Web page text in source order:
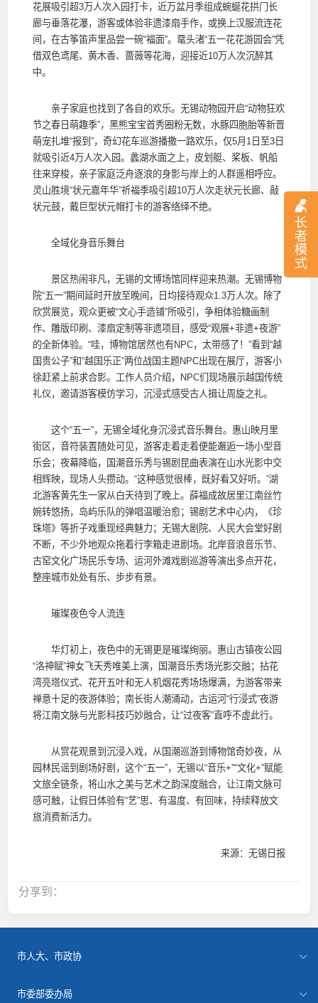
长
者
模
式
花展吸引超3万人次入园打卡，近万盆月季组成蜿蜒花拱门长
廊与垂落花瀑，游客或体验非遗漆扇手作，或换上汉服流连花
间，在古筝笛声里品尝一碗“福面”。鼋头渚“五一花花游园会”凭
借双色鸢尾、黄木香、蔷薇等花海，迎接近10万人次沉醉其
中。
亲子家庭也找到了各自的欢乐。无锡动物园开启“动物狂欢
节之春日萌趣季”，黑熊宝宝首秀圈粉无数，水豚四胞胎等新晋
萌宠扎堆“报到”，奇幻花车巡游播撒一路欢乐，仅5月1日至3日
就吸引近4万人次入园。蠡湖水面之上，皮划艇、桨板、帆船
往来穿梭，亲子家庭泛舟逐浪的身影与岸上的人群遥相呼应。
灵山胜境“状元嘉年华”祈福季吸引超10万人次走状元长廊、敲
状元鼓，戴巨型状元帽打卡的游客络绎不绝。
全域化身音乐舞台
景区热闹非凡，无锡的文博场馆同样迎来热潮。无锡博物
院“五一”期间延时开放至晚间，日均接待观众1.3万人次。除了
欣赏展览，观众更被“文心手造铺”所吸引，争相体验糖画制
作、雕版印刷、漆扇定制等非遗项目，感受“观展+非遗+夜游”
的全新体验。“哇，博物馆居然也有NPC，太带感了！”看到“越
国贵公子”和“越国乐正”两位战国主题NPC出现在展厅，游客小
徐赶紧上前求合影。工作人员介绍，NPC们现场展示越国传统
礼仪，邀请游客模仿学习，沉浸式感受古人揖让周旋之礼。
这个“五一”，无锡全域化身沉浸式音乐舞台。惠山映月里
街区，音符装置随处可见，游客走着走着便能邂逅一场小型音
乐会；夜幕降临，国潮音乐秀与锡剧昆曲表演在山水光影中交
相辉映，现场人头攒动。“这种感觉很棒，既好看又好听。”湖
北游客黄先生一家从白天待到了晚上。薛福成故居里江南丝竹
婉转悠扬，岛屿乐队的弹唱温暖治愈；锡剧艺术中心内，《珍
珠塔》等折子戏重现经典魅力；无锡大剧院、人民大会堂好剧
不断，不少外地观众拖着行李箱走进剧场。北岸音浪音乐节、
古窑文化广场民乐专场、运河外滩戏剧巡游等演出多点开花，
整座城市处处有乐、步步有景。
璀璨夜色令人流连
华灯初上，夜色中的无锡更是璀璨绚丽。惠山古镇夜公园
“洛神赋”神女飞天秀唯美上演，国潮音乐秀场光影交融；拈花
湾亮塔仪式、花开五叶和无人机烟花秀场场爆满，为游客带来
禅意十足的夜游体验；南长街人潮涌动，古运河“行浸式”夜游
将江南文脉与光影科技巧妙融合，让“过夜客”直呼不虚此行。
从赏花观景到沉浸入戏，从国潮巡游到博物馆奇妙夜，从
园林民谣到剧场好剧，这个“五一”，无锡以“音乐+”“文化+”赋能
文旅全链条，将山水之美与艺术之韵深度融合，让江南文脉可
感可触，让假日体验有“艺”思、有温度、有回味，持续释放文
旅消费新活力。
来源：无锡日报
分享到：
市人大、市政协
市委部委办局